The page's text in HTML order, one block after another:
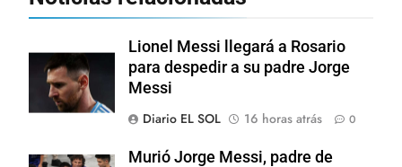
Lionel Messi llegará a Rosario
para despedir a su padre Jorge
Messi
Diario EL SOL
16 horas atrás 0
Murió Jorge Messi, padre de